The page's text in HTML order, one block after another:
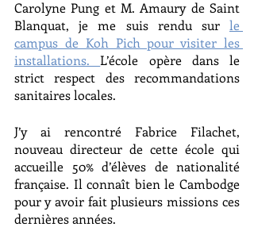
Carolyne Pung et M. Amaury de Saint
Blanquat, je me suis rendu sur le
campus de Koh Pich pour visiter les
installations. L’école opère dans le
strict respect des recommandations
sanitaires locales.
J’y ai rencontré Fabrice Filachet,
nouveau directeur de cette école qui
accueille 50% d’élèves de nationalité
française. Il connaît bien le Cambodge
pour y avoir fait plusieurs missions ces
dernières années.